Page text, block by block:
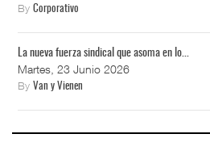
By Corporativo
La nueva fuerza sindical que asoma en lo...
Martes, 23 Junio 2026
By Van y Vienen